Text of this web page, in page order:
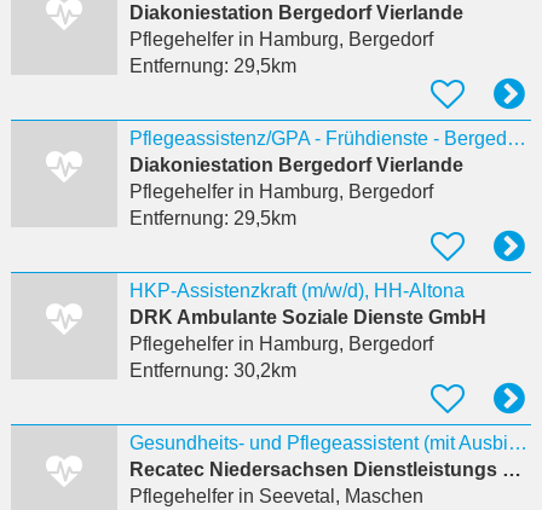
Diakoniestation Bergedorf Vierlande
Pflegehelferin Hamburg, Bergedorf
Entfernung: 29,5km
Pflegeassistenz/GPA - Frühdienste - Bergedorf - ambulante Pflege
Diakoniestation Bergedorf Vierlande
Pflegehelferin Hamburg, Bergedorf
Entfernung: 29,5km
HKP-Assistenzkraft (m/w/d), HH-Altona
DRK Ambulante Soziale Dienste GmbH
Pflegehelferin Hamburg, Bergedorf
Entfernung: 30,2km
Gesundheits- und Pflegeassistent (mit Ausbildung) (m/w/a) in Maschen
Recatec Niedersachsen Dienstleistungs GmbH
Pflegehelferin Seevetal, Maschen